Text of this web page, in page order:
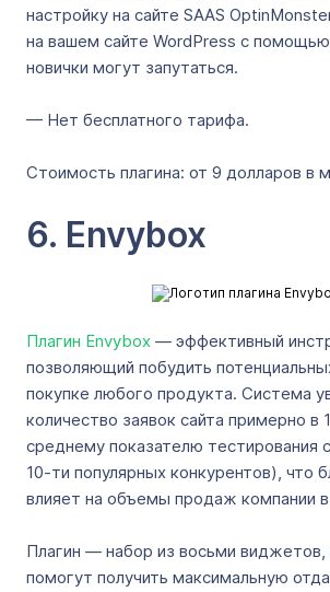
настройку на сайте SAAS
на вашем сайте WordPress с
новички могут запутаться.
— Нет бесплатного тарифа.
Стоимость плагина: от 9 долларов в
6. Envybox
Плагин Envybox — эффективный
позволяющий побудить
покупке любого продукта. Система
количество заявок сайта примерно в
среднему показателю тестирования
10-ти популярных конкурентов), что
влияет на объемы продаж компании
Плагин — набор из восьми
помогут получить максимальную